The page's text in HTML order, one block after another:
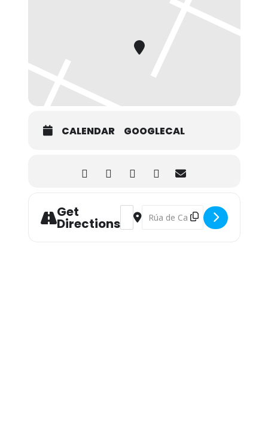
CALENDAR GOOGLECAL
Get
Directions
Address - Exposición Permanente:
Destination Address -